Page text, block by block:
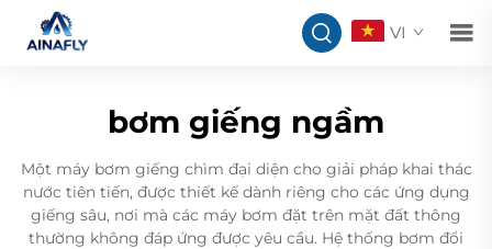
VI
bơm giếng ngầm
Một máy bơm giếng chìm đại diện cho giải pháp khai thác
nước tiên tiến, được thiết kế dành riêng cho các ứng dụng
giếng sâu, nơi mà các máy bơm đặt trên mặt đất thông
thường không đáp ứng được yêu cầu. Hệ thống bơm đổi